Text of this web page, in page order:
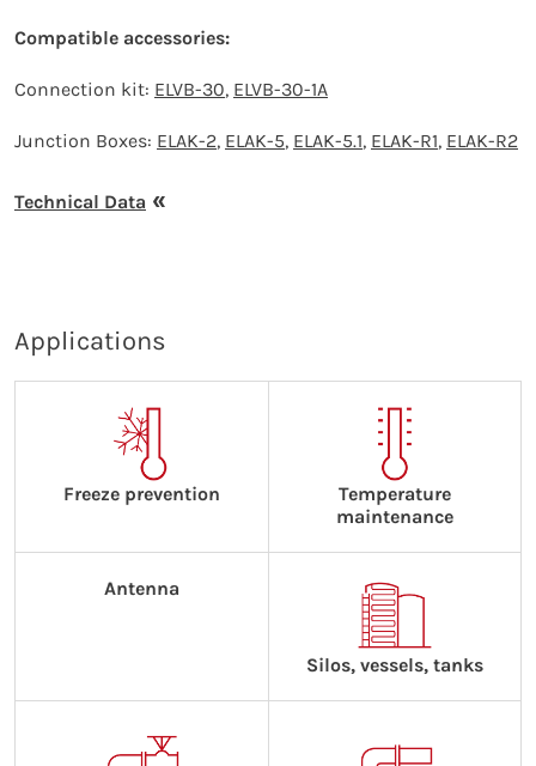
Compatible accessories:
Connection kit: ELVB-30, ELVB-30-1A
Junction Boxes: ELAK-2, ELAK-5, ELAK-5.1, ELAK-R1, ELAK-R2
Technical Data
Applications
Freeze prevention
Temperature
maintenance
Antenna
Silos, vessels, tanks